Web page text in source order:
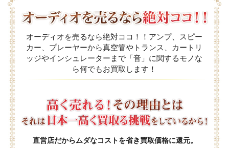
オーディオを売るなら絶対ココ！！アンプ、スピー
カー、プレーヤーから真空管やトランス、カートリ
ッジやインシュレーターまで「音」に関するモノな
ら何でもお買取します！
直営店だからムダなコストを省き買取価格に還元。